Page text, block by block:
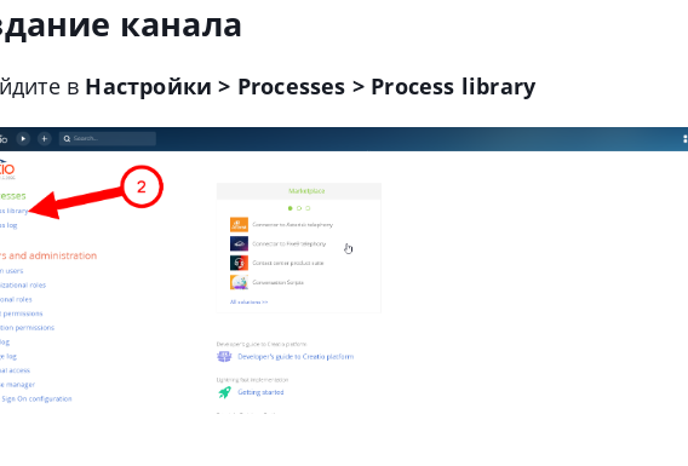
канала
в Настройки > Processes > Process library